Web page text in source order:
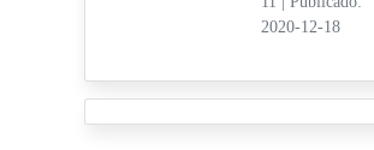
2020-12-18